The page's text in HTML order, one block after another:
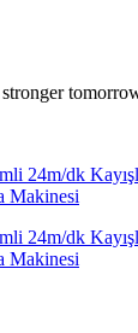
24m/dk
Makinesi
24m/dk
Makinesi